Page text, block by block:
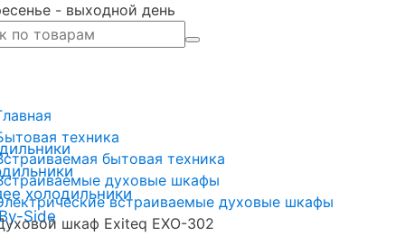
- выходной день
холодильники
Side
техника
бытовая техника
духовые шкафы
встраиваемые духовые шкафы
шкаф Exiteq EXO-302